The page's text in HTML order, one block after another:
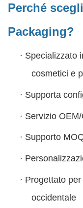
Perché
Packaging?
· Specializzato
cosmetici e
· Supporta
· Servizio
· Supporto
·
· Progettato
occidentale